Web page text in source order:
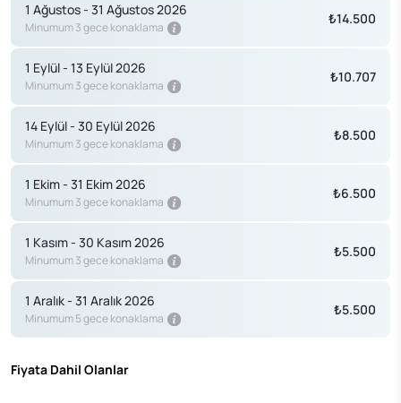
1 Ağustos - 31 Ağustos 2026
Minumum 3 gece konaklama
₺14.500
1 Eylül - 13 Eylül 2026
Minumum 3 gece konaklama
₺10.707
14 Eylül - 30 Eylül 2026
Minumum 3 gece konaklama
₺8.500
1 Ekim - 31 Ekim 2026
Minumum 3 gece konaklama
₺6.500
1 Kasım - 30 Kasım 2026
Minumum 3 gece konaklama
₺5.500
1 Aralık - 31 Aralık 2026
Minumum 5 gece konaklama
₺5.500
Fiyata Dahil Olanlar